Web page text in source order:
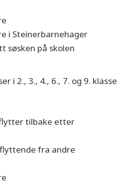
i Steinerbarnehager
søsken på skolen
i 2., 3., 4., 6., 7. og 9. klasse
tilbake etter
fra andre